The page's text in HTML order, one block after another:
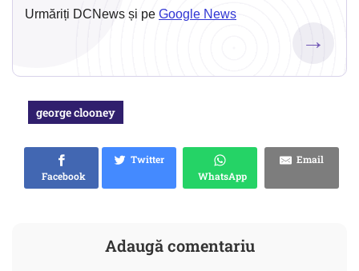
Urmăriți DCNews și pe Google News
→
george clooney
Facebook
Twitter
WhatsApp
Email
Adaugă comentariu